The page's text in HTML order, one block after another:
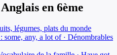
Anglais en 6ème
légumes, plats du monde
some, any, a lot of · Dénombrables